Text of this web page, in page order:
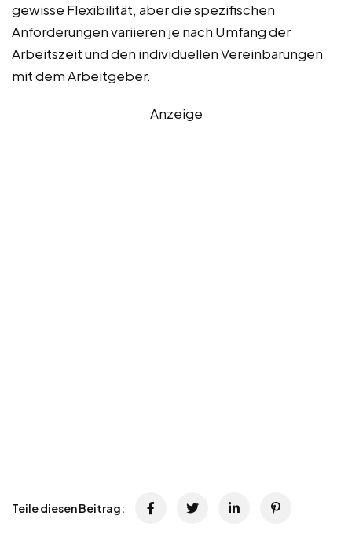
gewisse Flexibilität, aber die spezifischen
Anforderungen variieren je nach Umfang der
Arbeitszeit und den individuellen Vereinbarungen
mit dem Arbeitgeber.
Anzeige
Teile diesen Beitrag: